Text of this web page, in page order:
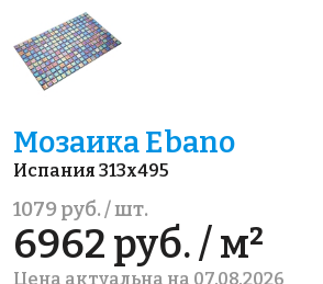
Мозаика Ebano
Испания 313x495
1079 руб. / шт.
6962 руб. / м²
Цена актуальна на 07.08.2026